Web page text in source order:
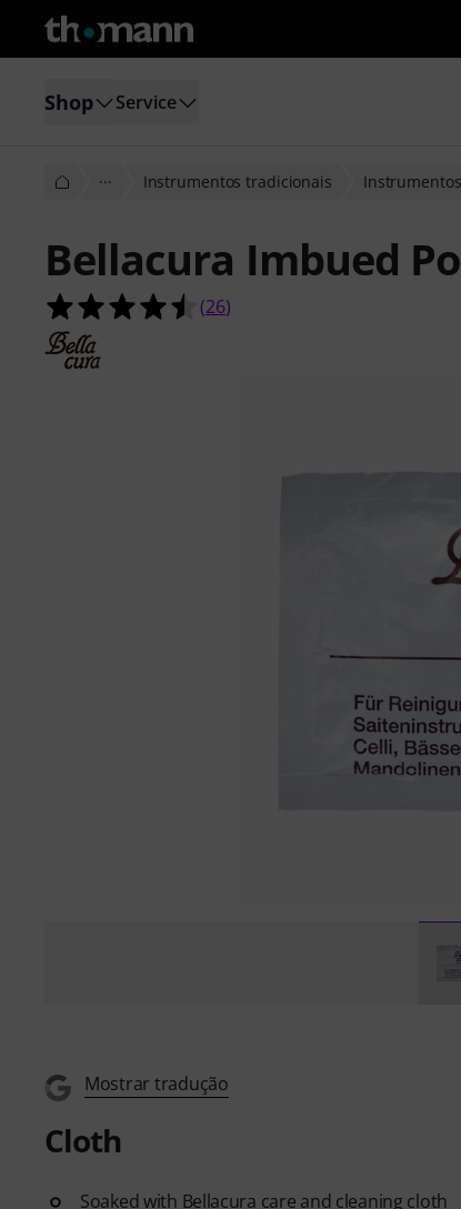
Shop Service
··· Instrumentos tradicionais
Bellacura Imbued
4.5 de 5 estrelas de 26
(26)
Mostrar tradução
Cloth
Soaked with Bellacura care and cleaning cloth